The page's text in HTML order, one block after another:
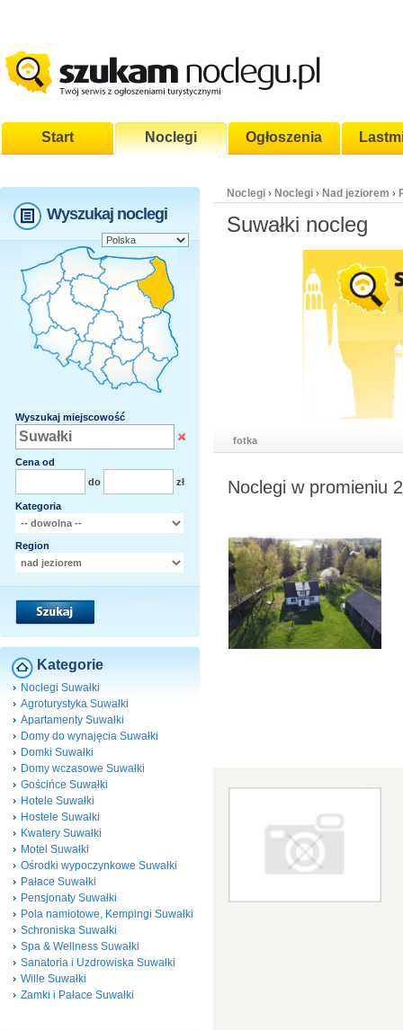
Start Noclegi Ogłoszenia
Wyszukaj noclegi
Wyszukaj miejscowość
Cena od
do
zł
Kategoria
Region
Kategorie
Noclegi Suwałki
Agroturystyka Suwałki
Apartamenty Suwałki
Domy do wynajęcia Suwałki
Domki Suwałki
Domy wczasowe Suwałki
Gościńce Suwałki
Hotele Suwałki
Hostele Suwałki
Kwatery Suwałki
Motel Suwałki
Ośrodki wypoczynkowe Suwałki
Pałace Suwałki
Pensjonaty Suwałki
Pola namiotowe, Kempingi Suwałki
Schroniska Suwałki
Spa & Wellness Suwałki
Sanatoria i Uzdrowiska Suwałki
Wille Suwałki
Zamki i Pałace Suwałki
Noclegi › Noclegi › Nad jeziorem ›
Suwałki nocleg
fotka
Noclegi w promieniu